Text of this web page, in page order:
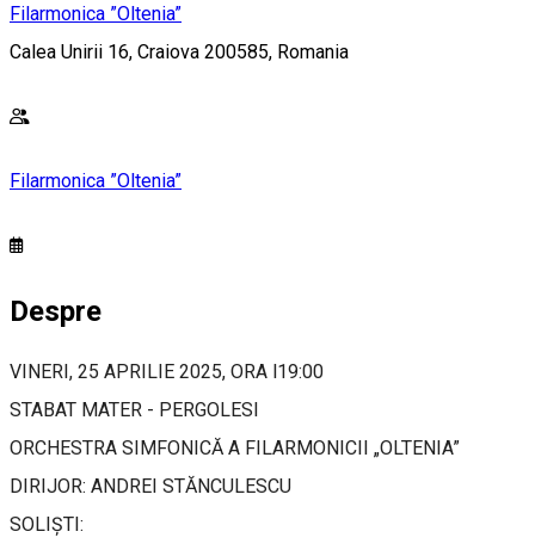
Filarmonica ”Oltenia”
Calea Unirii 16, Craiova 200585, Romania
Filarmonica ”Oltenia”
Despre
VINERI, 25 APRILIE 2025, ORA l19:00
STABAT MATER - PERGOLESI
ORCHESTRA SIMFONICĂ A FILARMONICII „OLTENIA”
DIRIJOR: ANDREI STĂNCULESCU
SOLIȘTI: